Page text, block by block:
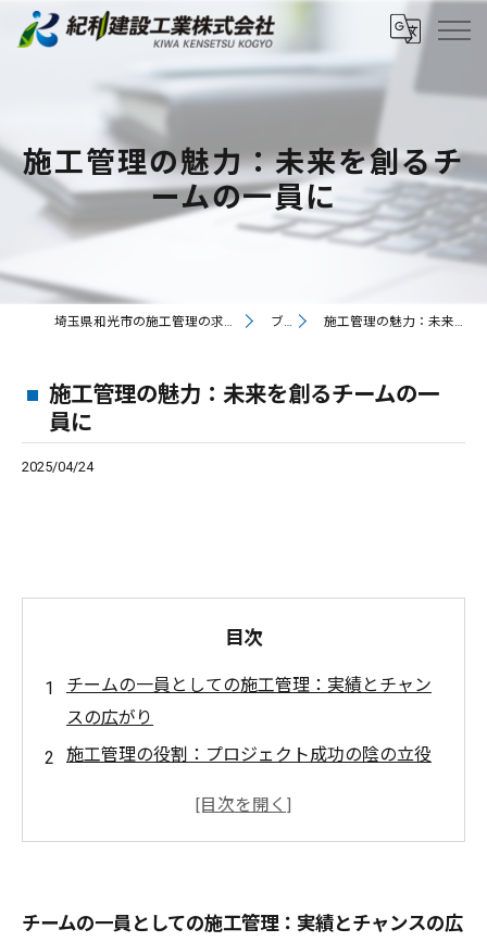
施工管理の魅力：未来を創るチ
ームの一員に
埼玉県和光市の施工管理の求人なら紀和建設工業株式会社 ブログ 施工管理の魅力：未来を創るチームの一員に
施工管理の魅力：未来を創るチームの一
員に
2025/04/24
目次
チームの一員としての施工管理：実績とチャン
スの広がり
施工管理の役割：プロジェクト成功の陰の立役
道
チームの一員としての施工管理：実績とチャンスの広